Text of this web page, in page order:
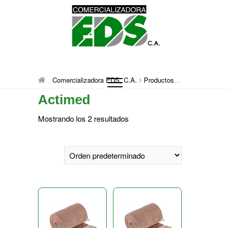
Comercializadora
EDS, C.A.
QUIRÚRGICO DESCARTABLE
Comercializadora EDS, C.A. Productos
Actimed
Mostrando los 2 resultados